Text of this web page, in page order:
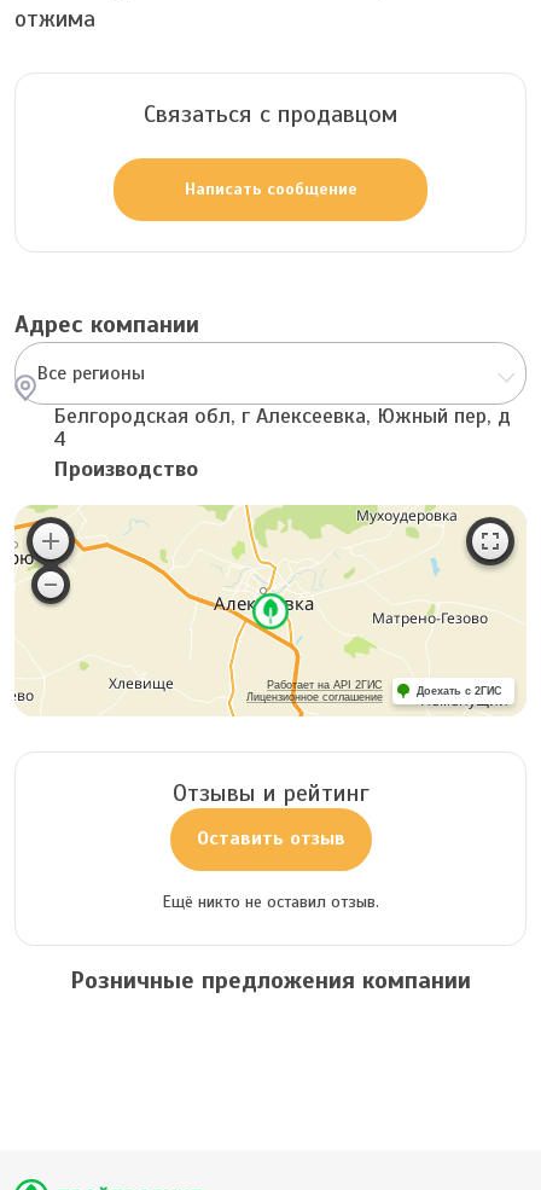
отжима
Связаться с продавцом
Написать сообщение
Адрес компании
Все регионы
Белгородская обл, г Алексеевка, Южный пер, д
4
Производство
Работает на API 2ГИС
Лицензионное соглашение
Доехать с 2ГИС
Отзывы и рейтинг
Оставить отзыв
Ещё никто не оставил отзыв.
Розничные предложения компании